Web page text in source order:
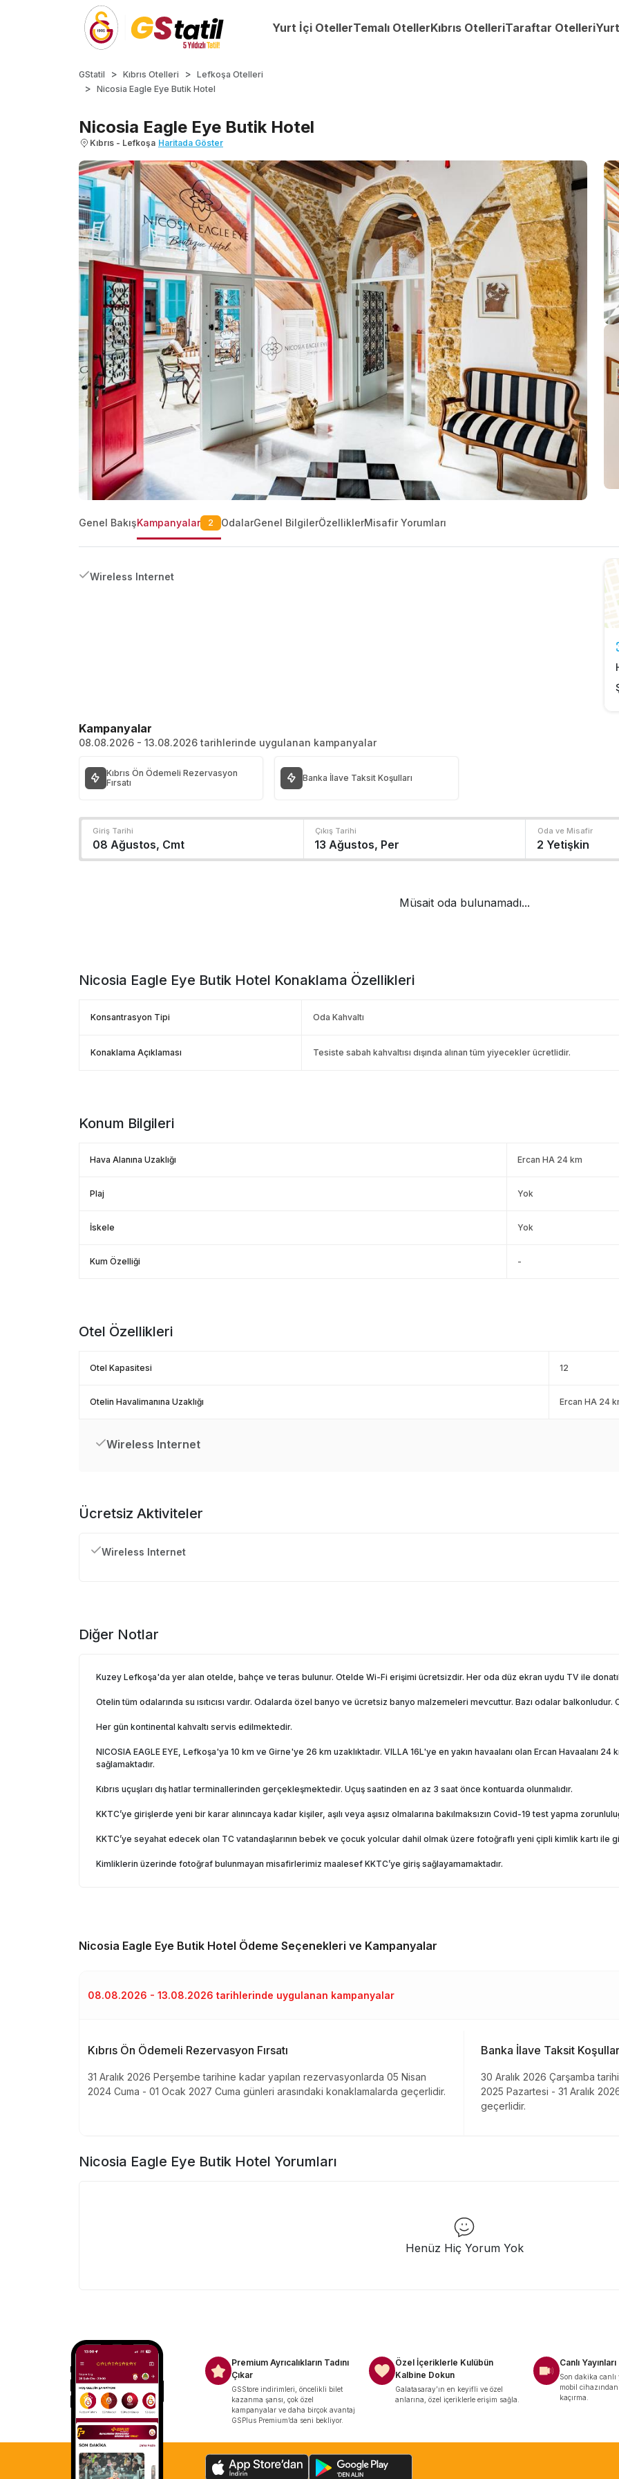
Yurt İçi OtellerTemalı OtellerKıbrıs OtelleriTaraftar OtelleriYurt
GStatil Kıbrıs Otelleri
Lefkoşa Otelleri
Nicosia Eagle Eye Butik Hotel
Nicosia Eagle Eye Butik Hotel
Kıbrıs - Lefkoşa Haritada Göster
Genel BakışKampanyalar 2 OdalarGenel BilgilerÖzelliklerMisafir Yorumları
Wireless Internet
Kampanyalar
08.08.2026 - 13.08.2026 tarihlerinde uygulanan kampanyalar
Kıbrıs Ön Ödemeli Rezervasyon
Fırsatı
Banka İlave Taksit Koşulları
Giriş Tarihi Çıkış Tarihi Oda ve Misafir
Müsait oda bulunamadı...
Nicosia Eagle Eye Butik Hotel Konaklama Özellikleri
Konsantrasyon Tipi Oda Kahvaltı
Konaklama Açıklaması Tesiste sabah kahvaltısı dışında alınan tüm yiyecekler ücretlidir.
Konum Bilgileri
Hava Alanına Uzaklığı Ercan HA 24 km
Plaj Yok
İskele Yok
Kum Özelliği -
Otel Özellikleri
Otel Kapasitesi 12
Otelin Havalimanına Uzaklığı Ercan HA 24
Wireless Internet
Ücretsiz Aktiviteler
Wireless Internet
Diğer Notlar
Kuzey Lefkoşa'da yer alan otelde, bahçe ve teras bulunur. Otelde Wi-Fi erişimi ücretsizdir. Her oda düz ekran uydu TV ile
Otelin tüm odalarında su ısıtıcısı vardır. Odalarda özel banyo ve ücretsiz banyo malzemeleri mevcuttur. Bazı odalar balkonludur.
Her gün kontinental kahvaltı servis edilmektedir.
NICOSIA EAGLE EYE, Lefkoşa'ya 10 km ve Girne'ye 26 km uzaklıktadır. VILLA 16L'ye en yakın havaalanı olan Ercan Havaalanı
sağlamaktadır.
Kıbrıs uçuşları dış hatlar terminallerinden gerçekleşmektedir. Uçuş saatinden en az 3 saat önce kontuarda olunmalıdır.
KKTC’ye girişlerde yeni bir karar alınıncaya kadar kişiler, aşılı veya aşısız olmalarına bakılmaksızın Covid-19 test yapma
KKTC’ye seyahat edecek olan TC vatandaşlarının bebek ve çocuk yolcular dahil olmak üzere fotoğraflı yeni çipli kimlik kartı ile
Kimliklerin üzerinde fotoğraf bulunmayan misafirlerimiz maalesef KKTC’ye giriş sağlayamamaktadır.
Nicosia Eagle Eye Butik Hotel Ödeme Seçenekleri ve Kampanyalar
08.08.2026 - 13.08.2026 tarihlerinde uygulanan kampanyalar
Kıbrıs Ön Ödemeli Rezervasyon Fırsatı
31 Aralık 2026 Perşembe tarihine kadar yapılan rezervasyonlarda 05 Nisan
2024 Cuma - 01 Ocak 2027 Cuma günleri arasındaki konaklamalarda geçerlidir.
Banka İlave Taksit
30 Aralık 2026 Çarşamba
2025 Pazartesi - 31 Aralık
geçerlidir.
Nicosia Eagle Eye Butik Hotel Yorumları
Henüz Hiç Yorum Yok
Premium Ayrıcalıkların Tadını
Çıkar
GSStore indirimleri, öncelikli bilet
kazanma şansı, çok özel
kampanyalar ve daha birçok avantaj
GSPlus Premium’da seni bekliyor.
Özel İçeriklerle Kulübün
Kalbine Dokun
Galatasaray’ın en keyifli ve özel
anlarına, özel içeriklerle erişim sağla.
Canlı
Son dakika canlı
mobil
kaçırma.